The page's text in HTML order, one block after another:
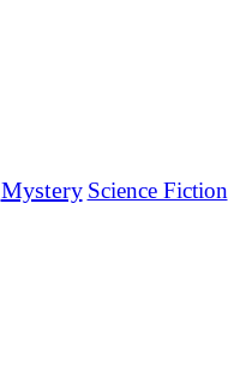
Mystery Science Fiction